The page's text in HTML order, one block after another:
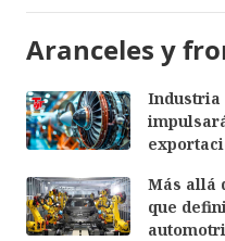
Aranceles y
Industria
Más allá
que